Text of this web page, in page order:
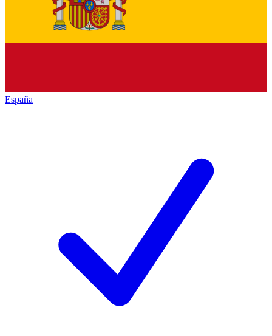
España